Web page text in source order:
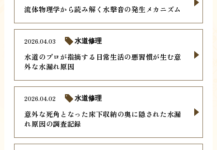
流体物理学から読み解く水撃音の発生メカニズム
水道のプロが指摘する日常生活の悪習慣が生む意
外な水漏れ原因
2026.04.03 水道修理
意外な死角となった床下収納の奥に隠された水漏
れ原因の調査記録
2026.04.02 水道修理